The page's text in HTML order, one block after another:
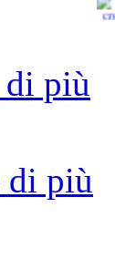
di più
di più